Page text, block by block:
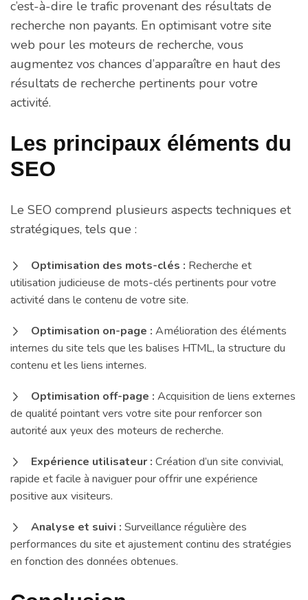
c’est-à-dire le trafic provenant des résultats de
recherche non payants. En optimisant votre site
web pour les moteurs de recherche, vous
augmentez vos chances d’apparaître en haut des
résultats de recherche pertinents pour votre
activité.
Les principaux éléments du
SEO
Le SEO comprend plusieurs aspects techniques et
stratégiques, tels que :
Optimisation des mots-clés : Recherche et
utilisation judicieuse de mots-clés pertinents pour votre
activité dans le contenu de votre site.
Optimisation on-page : Amélioration des éléments
internes du site tels que les balises HTML, la structure du
contenu et les liens internes.
Optimisation off-page : Acquisition de liens externes
de qualité pointant vers votre site pour renforcer son
autorité aux yeux des moteurs de recherche.
Expérience utilisateur : Création d’un site convivial,
rapide et facile à naviguer pour offrir une expérience
positive aux visiteurs.
Analyse et suivi : Surveillance régulière des
performances du site et ajustement continu des stratégies
en fonction des données obtenues.